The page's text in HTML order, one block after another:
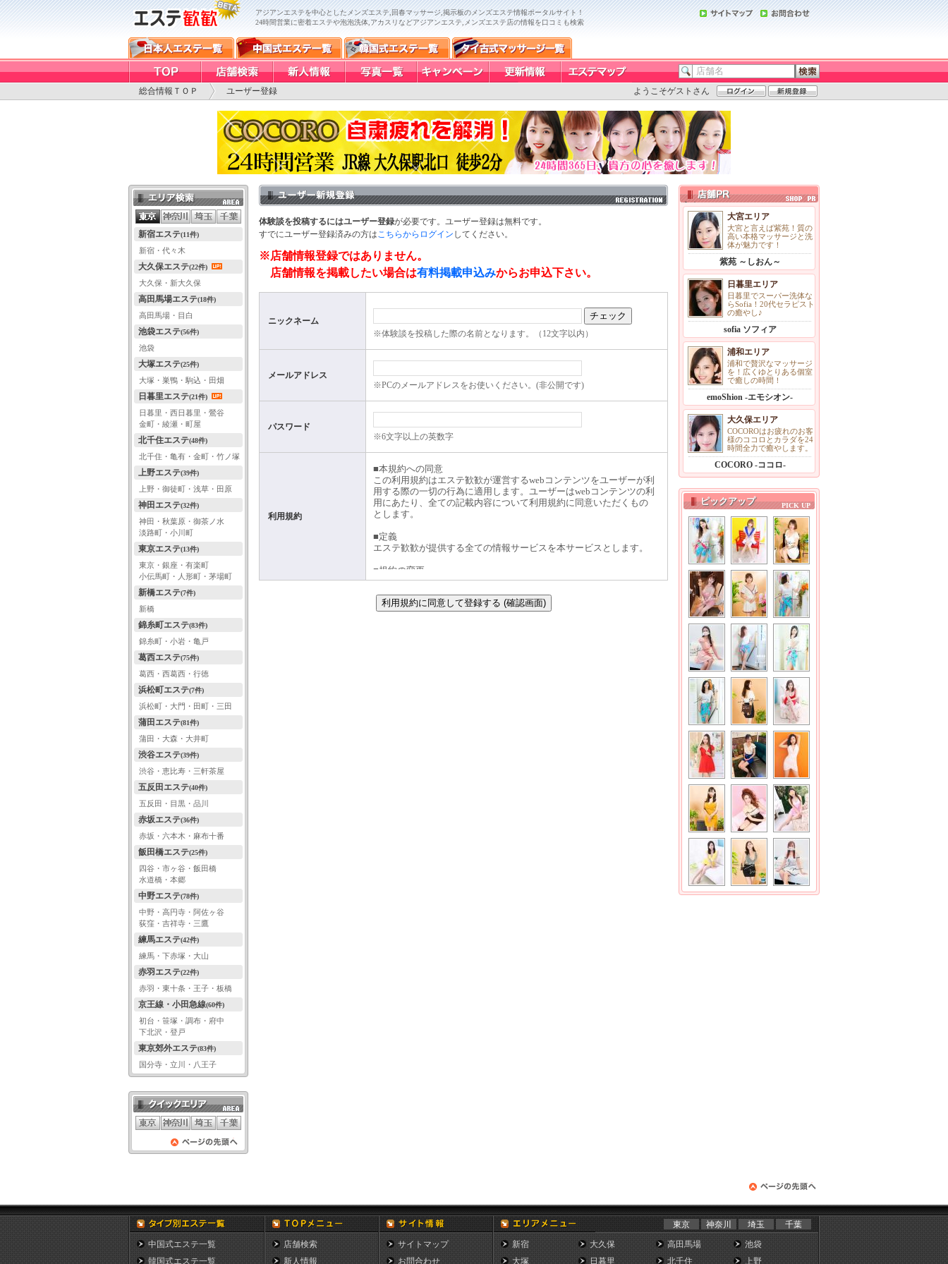
アジアンエステを中心としたメンズエステ,回春マッサージ,掲示板のメンズエステ情報ポータルサイト！
24時間営業に密着エステや泡泡洗体,アカスリなどアジアンエステ,メンズエステ店の情報を口コミも検索
総合情報ＴＯＰ ユーザー登録 ようこそゲストさん
体験談を投稿するにはユーザー登録が必要です。ユーザー登録は無料です。
すでにユーザー登録済みの方はこちらからログイン してください。
※店舗情報登録ではありません。
店舗情報を掲載したい場合は有料掲載申込みからお申込下さい。
ニックネーム
※体験談を投稿した際の名前となります。（12文字以内）
メールアドレス
※PCのメールアドレスをお使いください。(非公開です)
パスワード
※6文字以上の英数字
利用規約
■本規約への同意
この利用規約はエステ歓歓が運営するwebコンテンツをユーザーが利
用する際の一切の行為に適用します。ユーザーはwebコンテンツの利
用にあたり、全ての記載内容について利用規約に同意いただくもの
とします。
■定義
エステ歓歓が提供する全ての情報サービスを本サービスとします。
■規約の変更
運営者は、ユーザーの了承なく、利用規約を変更することがありま
す。変更がなされた場合、利用条件は、変更後の利用規約に準じま
す。 変更後の利用規約については、運営者が別途定める場合を除い
また提供された情報に起因する損害（身体的、精神的、財産的損害
を含む）が発生した場合でも一切の責任を負わないものとします。
プロフィール写真の掲載に関して、著作権や肖像権等に抵触してい
ないかどうかは、ユーザーの責任により判断していただき、エステ
歓歓は一切責任を負いません。
本サービスにおいて提供された情報は、ユーザーの自己責任におい
エリア検索
新宿エステ(11件)
新宿・代々木
大久保エステ(22件)
大久保・新大久保
高田馬場エステ(18件)
高田馬場・目白
池袋エステ(56件)
池袋
大塚エステ(25件)
大塚・巣鴨・駒込・田畑
日暮里エステ(21件)
日暮里・西日暮里・鶯谷
金町・綾瀬・町屋
北千住エステ(48件)
北千住・亀有・金町・竹ノ塚
上野エステ(39件)
上野・御徒町・浅草・田原
神田エステ(32件)
神田・秋葉原・御茶ノ水
淡路町・小川町
東京エステ(13件)
東京・銀座・有楽町
小伝馬町・人形町・茅場町
新橋エステ(7件)
新橋
錦糸町エステ(83件)
錦糸町・小岩・亀戸
葛西エステ(75件)
葛西・西葛西・行徳
浜松町エステ(7件)
浜松町・大門・田町・三田
蒲田エステ(81件)
蒲田・大森・大井町
渋谷エステ(39件)
渋谷・恵比寿・三軒茶屋
五反田エステ(40件)
五反田・目黒・品川
赤坂エステ(36件)
赤坂・六本木・麻布十番
飯田橋エステ(25件)
四谷・市ヶ谷・飯田橋
水道橋・本郷
中野エステ(78件)
中野・高円寺・阿佐ヶ谷
荻窪・吉祥寺・三鷹
練馬エステ(42件)
練馬・下赤塚・大山
赤羽エステ(22件)
赤羽・東十条・王子・板橋
京王線・小田急線(60件)
初台・笹塚・調布・府中
下北沢・登戸
東京郊外エステ(83件)
国分寺・立川・八王子
クイックエリア
ページの先頭
店舗PR
大宮エリア
大宮と言えば紫苑！質の
高い本格マッサージと洗
体が魅力です！
紫苑 ～しおん～
日暮里エリア
日暮里でスーパー洗体な
らSofia！20代セラピスト
の癒やし♪
sofia ソフィア
浦和エリア
浦和で贅沢なマッサージ
を！広くゆとりある個室
で癒しの時間！
emoShion -エモシオン-
大久保エリア
COCOROはお疲れのお客
様のココロとカラダを24
時間全力で癒やします。
COCORO -ココロ-
ピックアップ
中国式エステ一覧
韓国式エステ一覧
店舗検索
新人情報
サイトマップ
お問合わせ
東京 神奈川 埼玉
千葉
新宿
大久保 高田馬場
池袋
大塚
日暮里 北千住 上野